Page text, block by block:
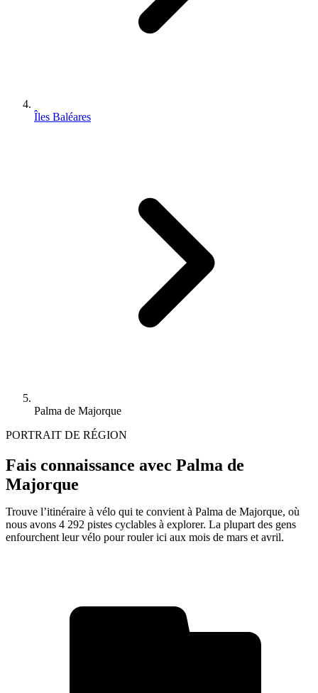
Îles Baléares
Palma de Majorque
PORTRAIT DE RÉGION
Fais connaissance avec Palma de
Majorque
Trouve l’itinéraire à vélo qui te convient à Palma de Majorque, où
nous avons 4 292 pistes cyclables à explorer. La plupart des gens
enfourchent leur vélo pour rouler ici aux mois de mars et avril.